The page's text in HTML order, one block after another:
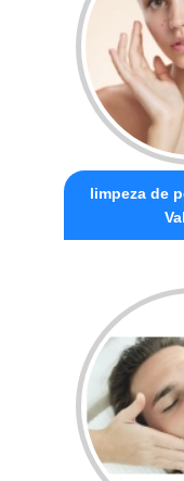
limpeza de